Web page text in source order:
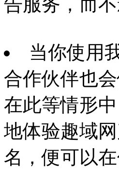
当你使用
合作伙伴也
在此等情形
地体验趣域
名，便可以